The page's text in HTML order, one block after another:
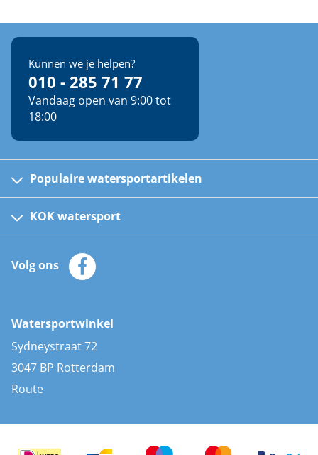
Kunnen we je helpen?
010 - 285 71 77
Vandaag open van 9:00 tot
18:00
Populaire watersportartikelen
Kinder reddingsvesten
Automatische reddingsvesten
Zeilkleding
Zonnepanelen
AIS transponders
Stootwillen en fenders
Bootkussens
Zwemtrappen
KOK watersport
Klantenservice
Merken
Volg ons
Watersportwinkel
Sydneystraat 72
3047 BP Rotterdam
Route